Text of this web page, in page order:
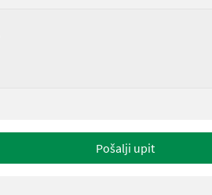
Pošalji upit